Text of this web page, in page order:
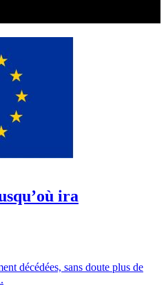
ira
décédées, sans doute plus de